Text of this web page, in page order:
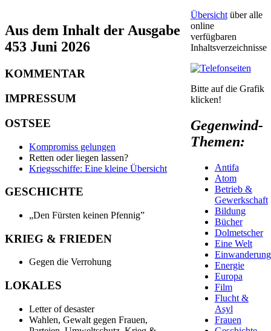
Aus dem Inhalt der Ausgabe
453 Juni 2026
KOMMENTAR
IMPRESSUM
OSTSEE
Kompromiss gelungen
Retten oder liegen lassen?
Kriegsschiffe: Eine kleine Übersicht
GESCHICHTE
„Den Fürsten keinen Pfennig”
KRIEG & FRIEDEN
Gegen die Verrohung
LOKALES
Letter of desaster
Wahlen, Gewalt gegen Frauen,
Übersichtüber alle
online
verfügbaren
Inhaltsverzeichnisse
Bitte auf die Grafik
klicken!
Gegenwind-
Themen:
Antifa
Atom
Betrieb &
Gewerkschaft
Bildung
Bücher
Dolmetscher
Eine Welt
Einwanderung
Energie
Europa
Film
Flucht &
Asyl
Frauen